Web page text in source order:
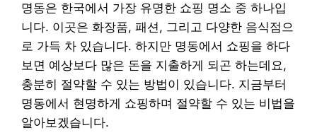
명동은 한국에서 가장 유명한 쇼핑 명소 중 하나입
니다. 이곳은 화장품, 패션, 그리고 다양한 음식점으
로 가득 차 있습니다. 하지만 명동에서 쇼핑을 하다
보면 예상보다 많은 돈을 지출하게 되곤 하는데요,
충분히 절약할 수 있는 방법이 있습니다. 지금부터
명동에서 현명하게 쇼핑하며 절약할 수 있는 비법을
알아보겠습니다.